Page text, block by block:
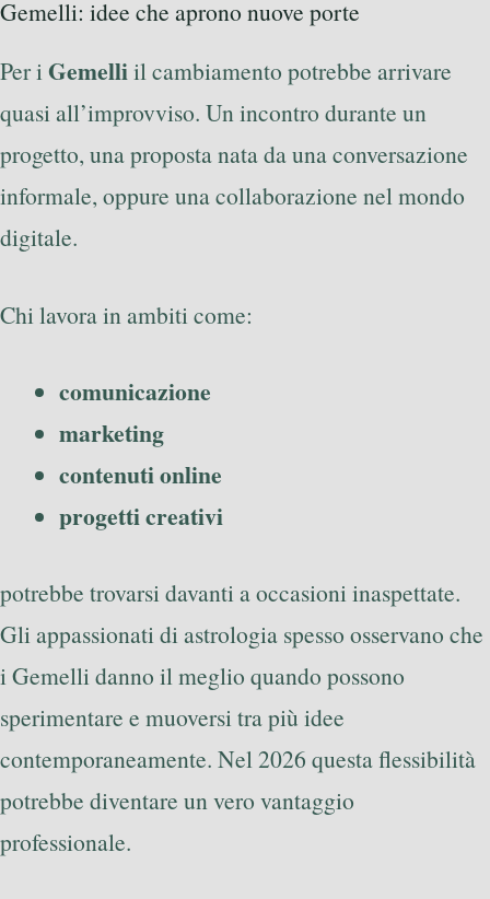
Gemelli: idee che aprono nuove porte
Per iGemelliil cambiamento potrebbe arrivare
quasi all’improvviso. Un incontro durante un
progetto, una proposta nata da una conversazione
informale, oppure una collaborazione nel mondo
digitale.
Chi lavora in ambiti come:
comunicazione
marketing
contenuti online
progetti creativi
potrebbe trovarsi davanti a occasioni inaspettate.
Gli appassionati di astrologia spesso osservano che
i Gemelli danno il meglio quando possono
sperimentare e muoversi tra più idee
contemporaneamente. Nel 2026 questa flessibilità
potrebbe diventare un vero vantaggio
professionale.